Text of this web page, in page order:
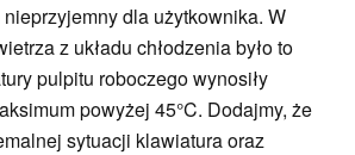
dla użytkownika. W
z układu chłodzenia było to
pulpitu roboczego wynosiły
powyżej 45°C. Dodajmy, że
sytuacji klawiatura oraz